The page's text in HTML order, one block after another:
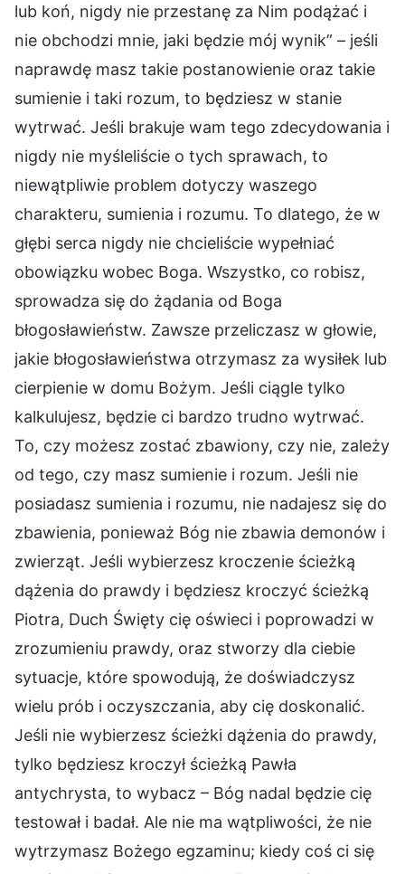
lub koń, nigdy nie przestanę za Nim podążać i
nie obchodzi mnie, jaki będzie mój wynik” – jeśli
naprawdę masz takie postanowienie oraz takie
sumienie i taki rozum, to będziesz w stanie
wytrwać. Jeśli brakuje wam tego zdecydowania i
nigdy nie myśleliście o tych sprawach, to
niewątpliwie problem dotyczy waszego
charakteru, sumienia i rozumu. To dlatego, że w
głębi serca nigdy nie chcieliście wypełniać
obowiązku wobec Boga. Wszystko, co robisz,
sprowadza się do żądania od Boga
błogosławieństw. Zawsze przeliczasz w głowie,
jakie błogosławieństwa otrzymasz za wysiłek lub
cierpienie w domu Bożym. Jeśli ciągle tylko
kalkulujesz, będzie ci bardzo trudno wytrwać.
To, czy możesz zostać zbawiony, czy nie, zależy
od tego, czy masz sumienie i rozum. Jeśli nie
posiadasz sumienia i rozumu, nie nadajesz się do
zbawienia, ponieważ Bóg nie zbawia demonów i
zwierząt. Jeśli wybierzesz kroczenie ścieżką
dążenia do prawdy i będziesz kroczyć ścieżką
Piotra, Duch Święty cię oświeci i poprowadzi w
zrozumieniu prawdy, oraz stworzy dla ciebie
sytuacje, które spowodują, że doświadczysz
wielu prób i oczyszczania, aby cię doskonalić.
Jeśli nie wybierzesz ścieżki dążenia do prawdy,
tylko będziesz kroczył ścieżką Pawła
antychrysta, to wybacz – Bóg nadal będzie cię
testował i badał. Ale nie ma wątpliwości, że nie
wytrzymasz Bożego egzaminu; kiedy coś ci się